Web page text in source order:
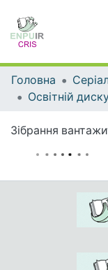
Головна
Освітній
Зібрання